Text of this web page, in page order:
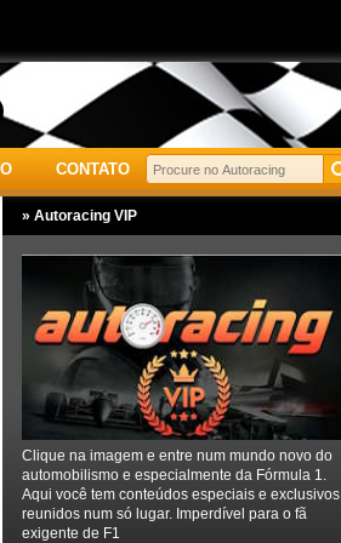
CONTATO
» Autoracing VIP
Clique na imagem e entre num mundo novo do
automobilismo e especialmente da Fórmula 1.
Aqui você tem conteúdos especiais e exclusivos
reunidos num só lugar. Imperdível para o fã
exigente de F1